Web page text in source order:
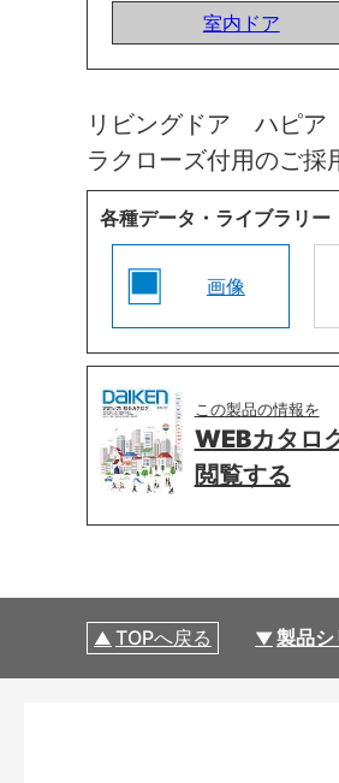
室内ドア
リビングドア ハピ
ラクローズ付用のご
各種データ・ライブラリー
画像
この製品の情報を
WEBカタロ
閲覧する
TOPへ戻る 製品シ